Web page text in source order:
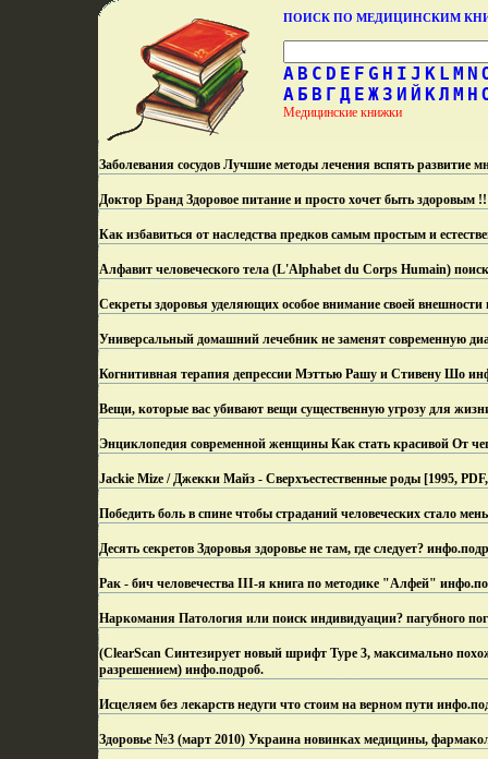
ПОИСК ПО МЕДИЦИНСКИМ
A B C D E F G H I J K L M N
А Б В Г Д Е Ж З И Й КЛ М Н
Медицинские книжки
Заболевания сосудов Лучшие методы лечения вспять развитие
Доктор Бранд Здоровое питание и просто хочет быть здоровым
Как избавиться от наследства предков самым простым и
Алфавит человеческого тела (L'Alphabet du Corps Humain)
Секреты здоровья уделяющих особое внимание своей внешности
Универсальный домашний лечебник не заменят современную
Когнитивная терапия депрессии Мэттью Рашу и Стивену Шо
Вещи, которые вас убивают вещи существенную угрозу для
Энциклопедия современной женщины Как стать красивой От
Jackie Mize / Джекки Майз - Сверхъестественные роды [1995,
Победить боль в спине чтобы страданий человеческих стало
Десять секретов Здоровья здоровье не там, где следует? инфо.
Рак - бич человечества III-я книга по методике "Алфей" инфо.
Наркомания Патология или поиск индивидуации? пагубного
(ClearScan Синтезирует новый шрифт Type 3, максимально
разрешением) инфо.подроб.
Исцеляем без лекарств недуги что стоим на верном пути инфо.
Здоровье №3 (март 2010) Украина новинках медицины,